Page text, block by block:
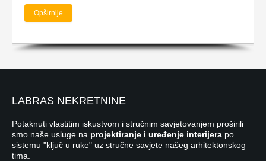
Opširnije
LABRAS NEKRETNINE
Potaknuti vlastitim iskustvom i stručnim savjetovanjem proširili
smo naše usluge na projektiranje i uređenje interijera po
sistemu "ključ u ruke" uz stručne savjete našeg arhitektonskog
tima.